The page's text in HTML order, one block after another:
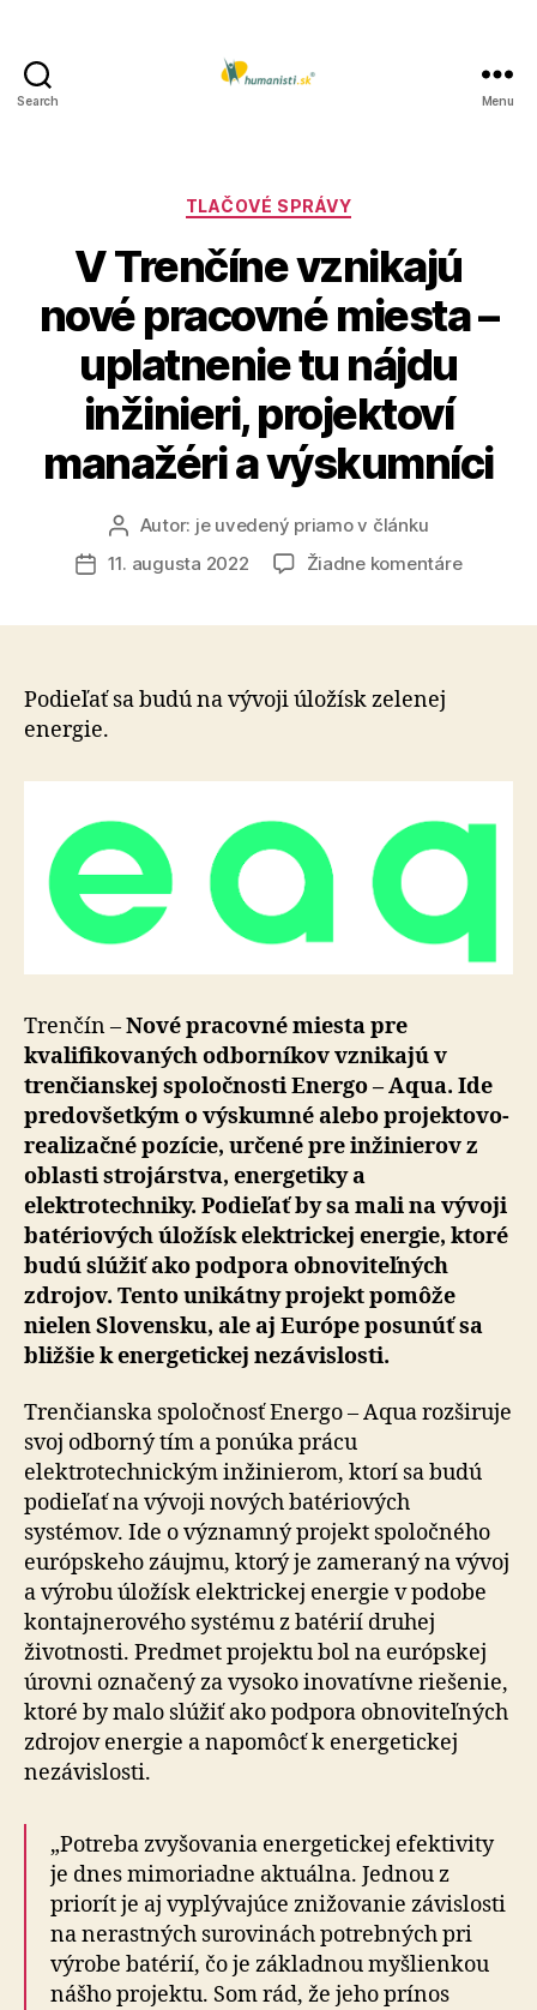
Search Menu
Kategórie
TLAČOVÉ SPRÁVY
V Trenčíne vznikajú
nové pracovné miesta –
uplatnenie tu nájdu
inžinieri, projektoví
manažéri a výskumníci
Autor
článku
Autor: je uvedený priamo v článku
Dátum
11. augusta 2022 Žiadne komentárena
nájdu
a
Podieľať sa budú na vývoji úložísk zelenej
energie.
Trenčín –Nové pracovné miesta pre
kvalifikovaných odborníkov vznikajú v
trenčianskej spoločnosti Energo – Aqua. Ide
predovšetkým o výskumné alebo projektovo-
realizačné pozície, určené pre inžinierov z
oblasti strojárstva, energetiky a
elektrotechniky. Podieľať by sa mali na vývoji
batériových úložísk elektrickej energie, ktoré
budú slúžiť ako podpora obnoviteľných
zdrojov. Tento unikátny projekt pomôže
nielen Slovensku, ale aj Európe posunúť sa
bližšie k energetickej nezávislosti.
Trenčianska spoločnosť Energo – Aqua rozširuje
svoj odborný tím a ponúka prácu
elektrotechnickým inžinierom, ktorí sa budú
podieľať na vývoji nových batériových
systémov. Ide o významný projekt spoločného
európskeho záujmu, ktorý je zameraný na vývoj
a výrobu úložísk elektrickej energie v podobe
kontajnerového systému z batérií druhej
životnosti. Predmet projektu bol na európskej
úrovni označený za vysoko inovatívne riešenie,
ktoré by malo slúžiť ako podpora obnoviteľných
zdrojov energie a napomôcť k energetickej
nezávislosti.
„Potreba zvyšovania energetickej efektivity
je dnes mimoriadne aktuálna. Jednou z
priorít je aj vyplývajúce znižovanie závislosti
na nerastných surovinách potrebných pri
výrobe batérií, čo je základnou myšlienkou
nášho projektu. Som rád, že jeho prínos